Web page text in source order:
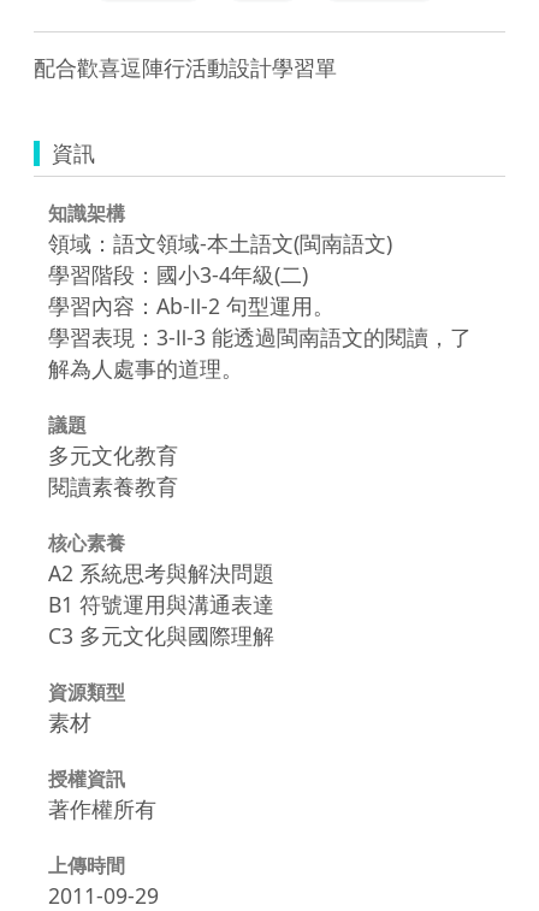
配合歡喜逗陣行活動設計學習單
資訊
知識架構
領域：語文領域-本土語文(閩南語文)
學習階段：國小3-4年級(二)
學習內容：Ab-Ⅱ-2 句型運用。
學習表現：3-Ⅱ-3 能透過閩南語文的閱讀，了
解為人處事的道理。
議題
多元文化教育
閱讀素養教育
核心素養
A2 系統思考與解決問題
B1 符號運用與溝通表達
C3 多元文化與國際理解
資源類型
素材
授權資訊
著作權所有
上傳時間
2011-09-29